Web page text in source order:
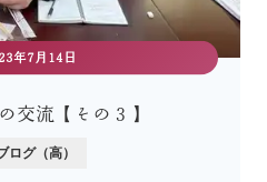
年7月14日
交流【その３】
ログ（高）